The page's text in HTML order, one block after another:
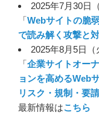
2025-49694
https://
2025-49693
https://
2025-47178
https://
2025年7月30日
「Webサイトの脆
で読み解く攻撃と
2025年8月5日
「企業サイトオー
ョンを高めるWeb
リスク・規制・要
最新情報はこちら